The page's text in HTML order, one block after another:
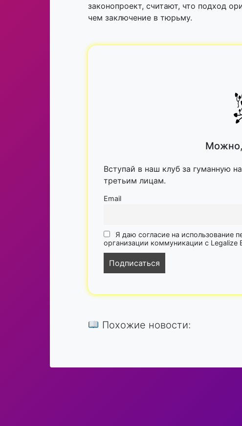
законопроект, считают, что подход
чем заключение в тюрьму.
Можно,
Вступай в наш клуб за гуманную
третьим лицам.
Email
Я даю согласие на использование
организации коммуникации с Legalize
Похожие новости: